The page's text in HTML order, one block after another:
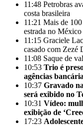
11:48 Petrobras
costa brasileira
11:21 Mais de 100
estrada no México
11:15 Graciele
casado com Zezé
11:08 Saque de
10:53 Trio é
agências
10:37 Gravado
será exibido no
10:31 Vídeo:
exibição de
17:23